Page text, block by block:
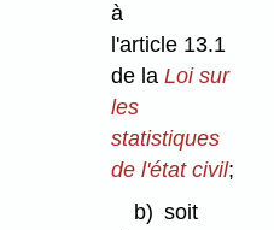
à
l'article 13.1
de la Loi sur
les
statistiques
de l'état civil;
b) soit